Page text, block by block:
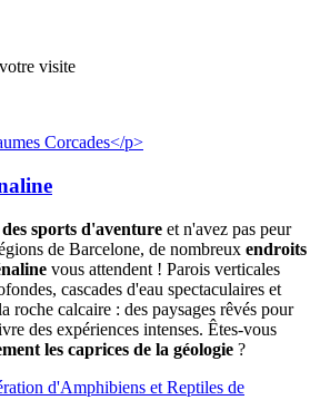
visite
sports d'aventure et n'avez pas peur
de Barcelone, de nombreux endroits
vous attendent ! Parois verticales
cascades d'eau spectaculaires et
roche calcaire : des paysages rêvés pour
des expériences intenses. Êtes-vous
les caprices de la géologie ?